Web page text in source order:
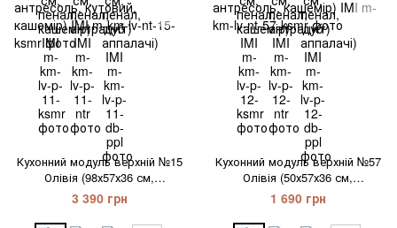
Кухонний модуль верхній №15
Олівія (98х57х36 см,
антресоль, кутовий, кашемір)
IMI
3 390 грн
Кухонний модуль верхній №57
Олівія (50х57х36 см,
антресоль, кашемір) IMI
1 690 грн